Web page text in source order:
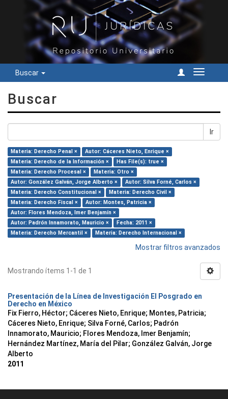
Buscar
Cambiar
Buscar
Ir
Materia: Derecho Penal ×
Autor: Cáceres Nieto, Enrique ×
Materia: Derecho de la Información ×
Has File(s): true ×
Materia: Derecho Procesal ×
Materia: Otro ×
Autor: González Galván, Jorge Alberto ×
Autor: Silva Forné, Carlos ×
Materia: Derecho Constitucional ×
Materia: Derecho Civil ×
Materia: Derecho Fiscal ×
Autor: Montes, Patricia ×
Autor: Flores Mendoza, Imer Benjamín ×
Autor: Padrón Innamorato, Mauricio ×
Fecha: 2011 ×
Materia: Derecho Mercantil ×
Materia: Derecho Internacional ×
Mostrar filtros avanzados
Mostrando ítems 1-1 de 1
Presentación de la Línea de Investigación El Posgrado en
Derecho en México
Fix Fierro, Héctor; Cáceres Nieto, Enrique; Montes, Patricia;
Cáceres Nieto, Enrique; Silva Forné, Carlos; Padrón
Innamorato, Mauricio; Flores Mendoza, Imer Benjamín;
Hernández Martínez, María del Pilar; González Galván, Jorge
Alberto
2011